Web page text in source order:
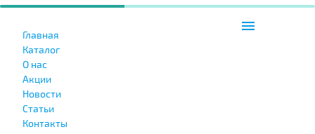
menu
Главная
Каталог
О нас
Акции
Новости
Статьи
Контакты